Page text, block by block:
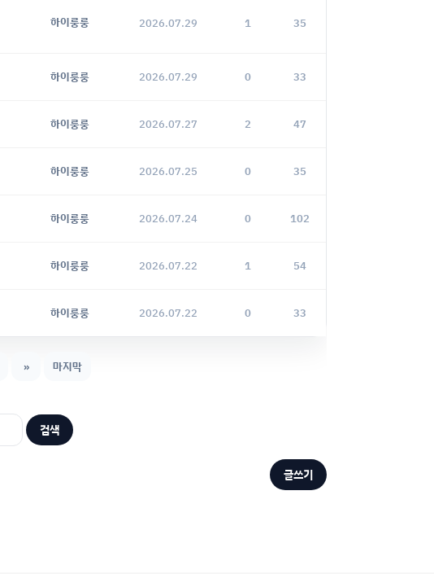
하이룽룽 2026.07.29 1 35
하이룽룽 2026.07.29 0 33
하이룽룽 2026.07.27 2 47
하이룽룽 2026.07.25 0 35
하이룽룽 2026.07.24 0 102
하이룽룽 2026.07.22 1 54
하이룽룽 2026.07.22 0 33
» 마지막
검색
글쓰기